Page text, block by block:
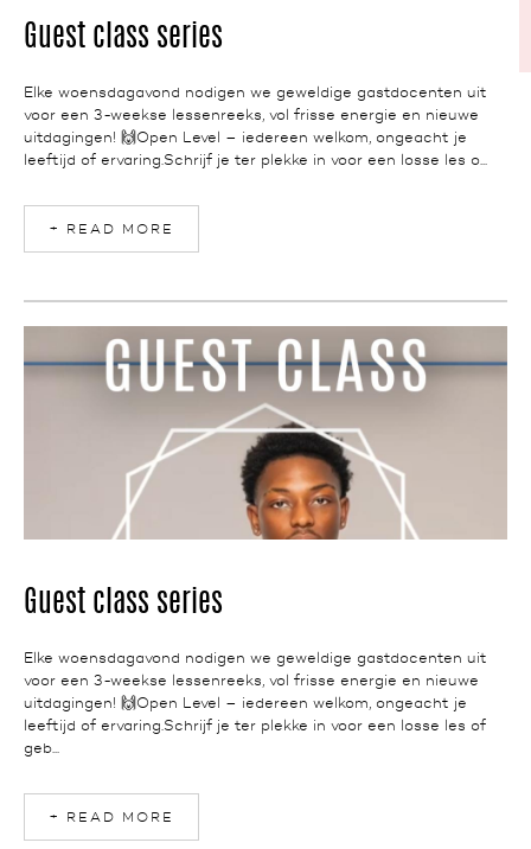
NEWS
Guest class series
Elke woensdagavond nodigen we geweldige gastdocenten uit
voor een 3-weekse lessenreeks, vol frisse energie en nieuwe
uitdagingen! 🙌Open Level – iedereen welkom, ongeacht je
leeftijd of ervaring.Schrijf je ter plekke in voor een losse les o...
+ READ MORE
NEWS
Guest class series
Elke woensdagavond nodigen we geweldige gastdocenten uit
voor een 3-weekse lessenreeks, vol frisse energie en nieuwe
uitdagingen! 🙌Open Level – iedereen welkom, ongeacht je
leeftijd of ervaring.Schrijf je ter plekke in voor een losse les of
geb...
+ READ MORE